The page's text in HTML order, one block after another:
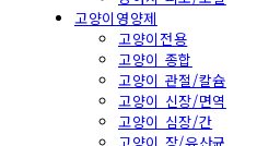
고양이영양제
고양이전용
고양이 종합
고양이 관절/칼슘
고양이 신장/면역
고양이 심장/간